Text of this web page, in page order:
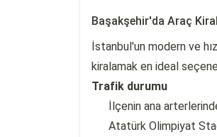
Başakşehir'da Araç
İstanbul'un modern ve
kiralamak en ideal
Trafik durumu
İlçenin ana
Atatürk Olimpiyat